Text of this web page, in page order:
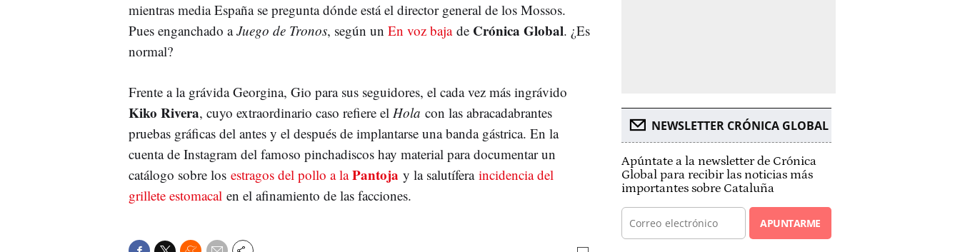
mientras media España se pregunta dónde está el director general de los Mossos.
Pues enganchado aJuego de Tronos, según un En voz bajade Crónica Global. ¿Es
normal?
Frente a la grávida Georgina, Gio para sus seguidores, el cada vez más ingrávido
Kiko Rivera, cuyo extraordinario caso refiere el Hola con las abracadabrantes
pruebas gráficas del antes y el después de implantarse una banda gástrica. En la
cuenta de Instagram del famoso pinchadiscos hay material para documentar un
catálogo sobre los estragos del pollo a laPantoja y la salutífera incidencia del
grillete estomacal en el afinamiento de las facciones.
NEWSLETTER CRÓNICA GLOBAL
Apúntate a la newsletter de Crónica
Global para recibir las noticias más
importantes sobre Cataluña
APUNTARME